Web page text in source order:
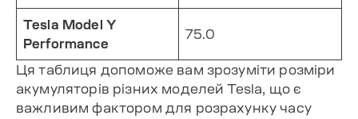
Tesla Model Y
Performance
75.0
Ця таблиця допоможе вам зрозуміти розміри
акумуляторів різних моделей Tesla, що є
важливим фактором для розрахунку часу